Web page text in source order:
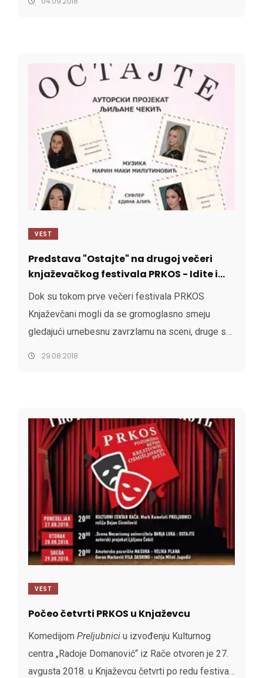
VEST
Predstava "Ostajte" na drugoj večeri
knjaževačkog festivala PRKOS - Idite i
vidite, pa odlučite...
Dok su tokom prve večeri festivala PRKOS
Knjaževčani mogli da se gromoglasno smeju
gledajući urnebesnu zavrzlamu na sceni, druge su
29.08.2018
VEST
Počeo četvrti PRKOS u Knjaževcu
Komedijom Preljubnici u izvođenju Kulturnog
centra „Radoje Domanović“ iz Rače otvoren je 27.
avgusta 2018. u Knjaževcu četvrti po redu festival